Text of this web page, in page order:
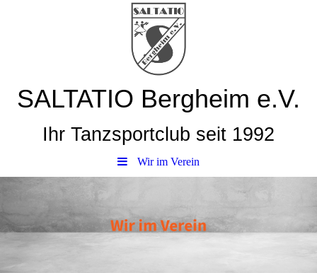
SALTATIO Bergheim e.V.
Ihr Tanzsportclub seit 1992
Wir im Verein